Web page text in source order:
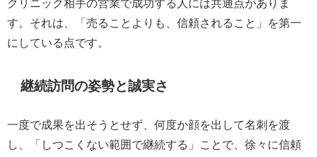
クリニック相手の営業で成功する人には共通点がありま
す。それは、「売ることよりも、信頼されること」を第一
にしている点です。
継続訪問の姿勢と誠実さ
一度で成果を出そうとせず、何度か顔を出して名刺を渡
し、「しつこくない範囲で継続する」ことで、徐々に信頼